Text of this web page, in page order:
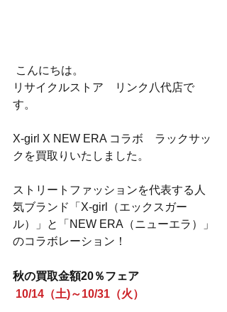
こんにちは。
リサイクルストア　リンク八代店で
す。
X-girl X NEW ERA コラボ　ラックサッ
クを買取りいたしました。
ストリートファッションを代表する人
気ブランド「X-girl（エックスガー
ル）」と「NEW ERA（ニューエラ）」
のコラボレーション！
秋の買取金額20％フェア
10/14（土)～10/31（火）